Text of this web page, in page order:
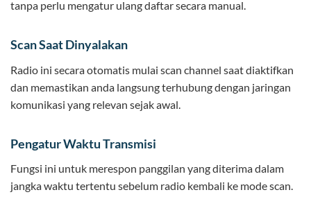
tanpa perlu mengatur ulang daftar secara manual.
Scan Saat Dinyalakan
Radio ini secara otomatis mulai scan channel saat diaktifkan
dan memastikan anda langsung terhubung dengan jaringan
komunikasi yang relevan sejak awal.
Pengatur Waktu Transmisi
Fungsi ini untuk merespon panggilan yang diterima dalam
jangka waktu tertentu sebelum radio kembali ke mode scan.